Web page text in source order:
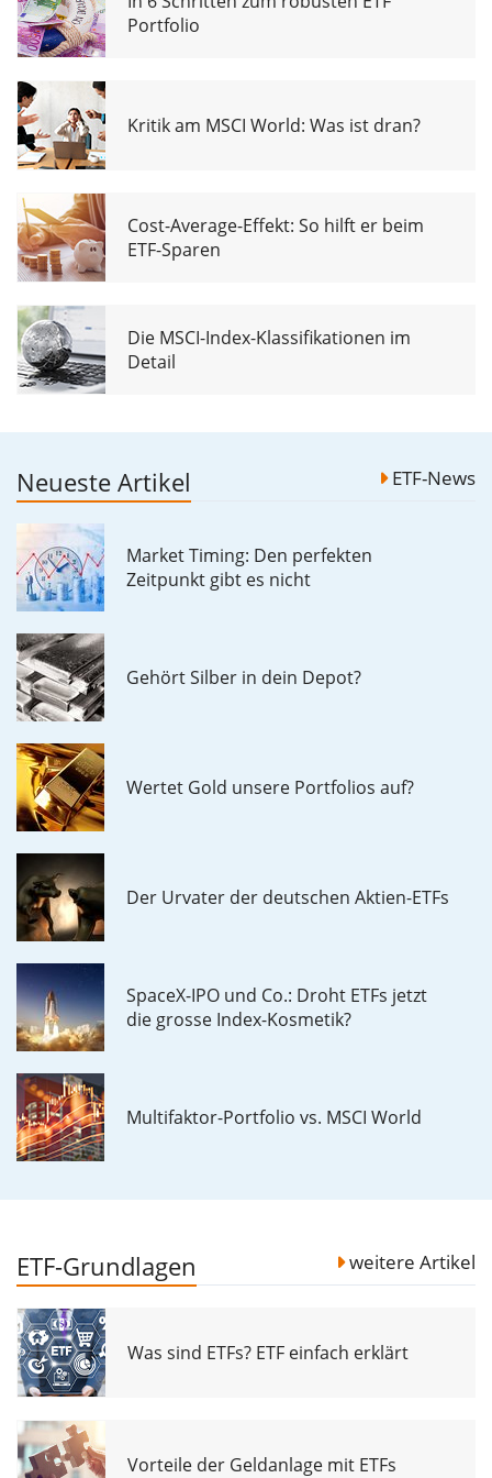
Portfolio
Kritik am MSCI World: Was ist dran?
Cost-Average-Effekt: So hilft er beim
ETF-Sparen
Die MSCI-Index-Klassifikationen im
Detail
Neueste Artikel ETF-News
Market Timing: Den perfekten
Zeitpunkt gibt es nicht
Gehört Silber in dein Depot?
Wertet Gold unsere Portfolios auf?
Der Urvater der deutschen Aktien-ETFs
SpaceX-IPO und Co.: Droht ETFs jetzt
die grosse Index-Kosmetik?
Multifaktor-Portfolio vs. MSCI World
ETF-Grundlagen weitere Artikel
Was sind ETFs? ETF einfach erklärt
Vorteile der Geldanlage mit ETFs